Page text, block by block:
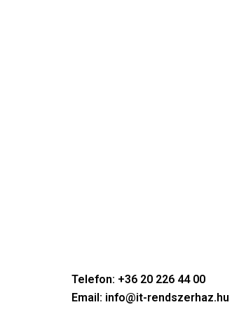
Telefon: +36 20 226 44 00
Email: info@it-rendszerhaz.hu